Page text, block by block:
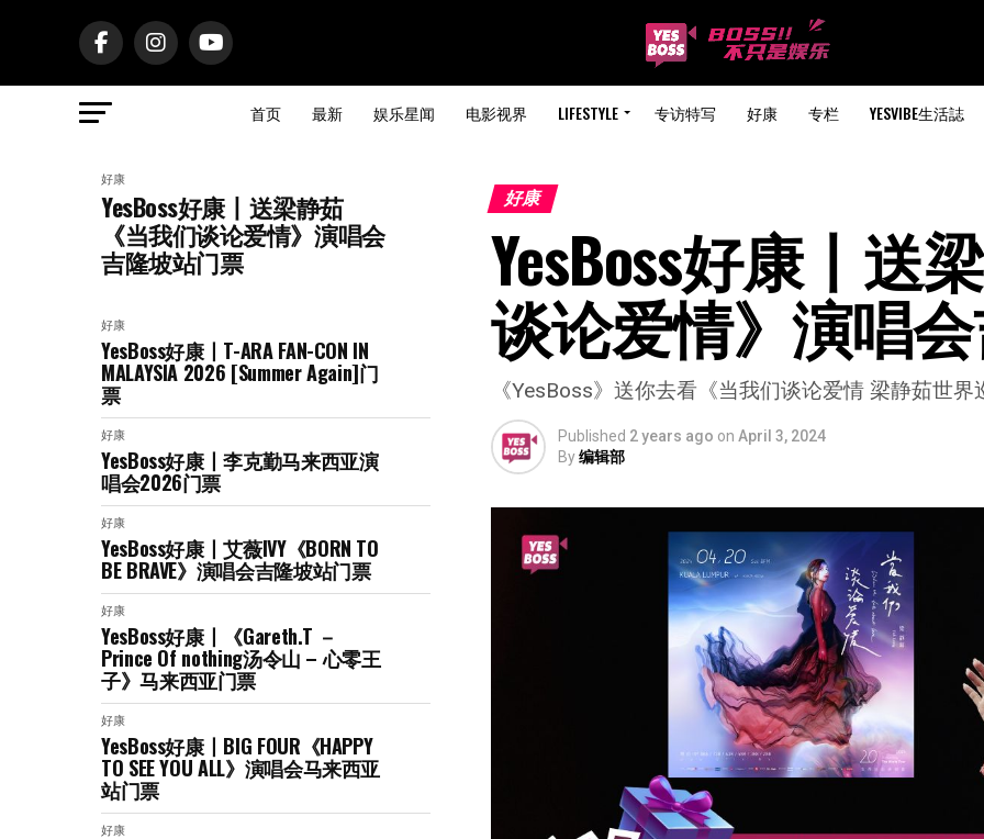
首页 最新 娱乐星闻 电影视界 LIFESTYLE 专访特写 好康 专栏 YESVIBE生活誌
好康
YesBoss好康丨送梁静茹
《当我们谈论爱情》演唱会
吉隆坡站门票
好康
YesBoss好康丨T-ARA FAN-CON IN
MALAYSIA 2026 [Summer Again]门
票
好康
YesBoss好康丨李克勤马来西亚演
唱会2026门票
好康
YesBoss好康丨艾薇IVY《BORN TO
BE BRAVE》演唱会吉隆坡站门票
好康
YesBoss好康丨《Gareth.T －
Prince Of nothing汤令山 – 心零王
子》马来西亚门票
好康
YesBoss好康丨BIG FOUR《HAPPY
TO SEE YOU ALL》演唱会马来西亚
站门票
好康
好康
YesBoss好康丨送
谈论爱情》演唱
《YesBoss》送你去看《当我们谈论爱情 梁静茹世
Published 2 years ago on April 3, 2024
By编辑部